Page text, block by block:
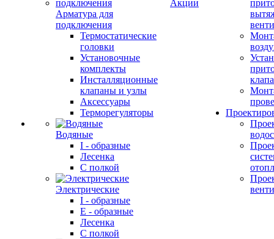
Арматура для
подключения
Термостатические
головки
Установочные
комплекты
Инсталляционные
клапаны и узлы
Аксессуары
Терморегуляторы
Водяные
I - образные
Лесенка
С полкой
Электрические
I - образные
E - образные
Лесенка
С полкой
Акции